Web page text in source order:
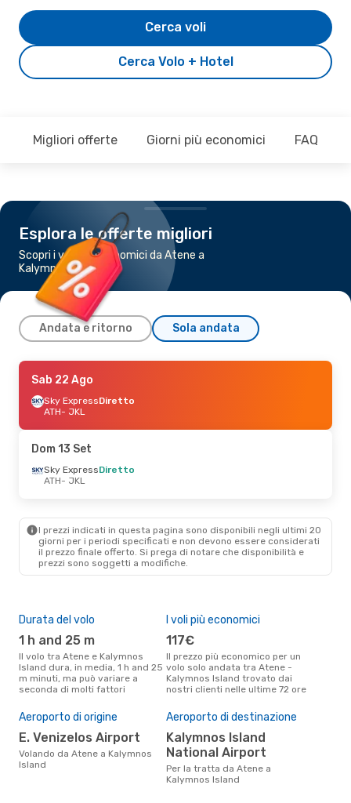
Cerca Volo + Hotel
Cerca voli
Migliori offerte Giorni più economici FAQ
Esplora le offerte migliori
Scopri i voli più economici da Atene a
Kalymnos Island
Andata e ritorno Sola andata
Gio 3 Set- Dom 6 Set
Sky ExpressDiretto
ATH- JKL
JKL- ATH
Gio 27 Ago- Lun 31 Ago
- ATH
Sab 22 Ago
Sky ExpressDiretto
ATH- JKL
Dom 13 Set
Sky ExpressDiretto
ATH- JKL
I prezzi indicati in questa pagina sono disponibili negli ultimi 20
giorni per i periodi specificati e non devono essere considerati
il ​​prezzo finale offerto. Si prega di notare che disponibilità e
prezzi sono soggetti a modifiche.
Durata del volo
1 h and 25 m
Il volo tra Atene e Kalymnos
Island dura, in media, 1 h and 25
m minuti, ma può variare a
seconda di molti fattori
I voli più economici
117€
Il prezzo più economico per un
volo solo andata tra Atene -
Kalymnos Island trovato dai
nostri clienti nelle ultime 72 ore
Aeroporto di origine
E. Venizelos Airport
Volando da Atene a Kalymnos
Island
Aeroporto di destinazione
Kalymnos Island
National Airport
Per la tratta da Atene a
Kalymnos Island